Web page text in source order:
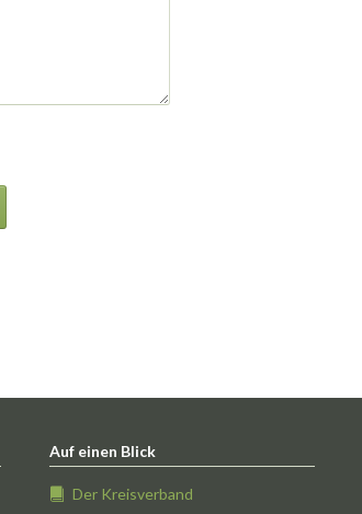
Auf einen Blick
Der Kreisverband